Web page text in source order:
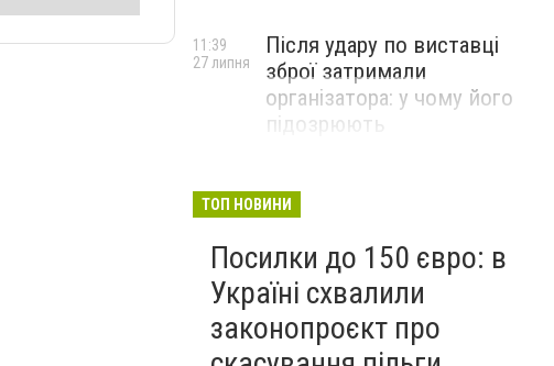
Після удару по виставці
зброї затримали
організатора: у чому його
підозрюють
11:39
27 липня
ТОП НОВИНИ
Посилки до 150 євро: в
Україні схвалили
законопроєкт про